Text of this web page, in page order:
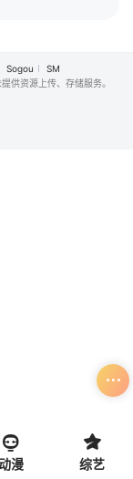
Sogou
SM
供资源上传、存储服务。
漫 综艺